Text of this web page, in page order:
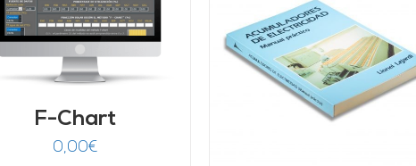
F-Chart
0,00€
DETALLES
AÑADIR AL CARRITO
/
DETALLES